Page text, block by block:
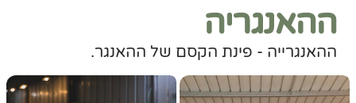
ההאנגריה
ההאנגרייה - פינת הקסם של ההאנגר.